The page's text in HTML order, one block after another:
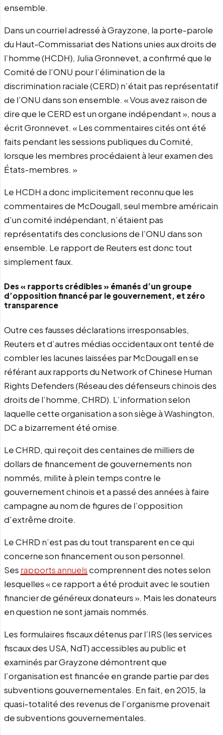
ensemble.
Dans un courriel adressé à Grayzone, la porte-parole
du Haut-Commissariat des Nations unies aux droits de
l’homme (HCDH), Julia Gronnevet, a confirmé que le
Comité de l’ONU pour l’élimination de la
discrimination raciale (CERD) n’était pas représentatif
de l’ONU dans son ensemble. « Vous avez raison de
dire que le CERD est un organe indépendant », nous a
écrit Gronnevet. « Les commentaires cités ont été
faits pendant les sessions publiques du Comité,
lorsque les membres procédaient à leur examen des
États-membres. »
Le HCDH a donc implicitement reconnu que les
commentaires de McDougall, seul membre américain
d’un comité indépendant, n’étaient pas
représentatifs des conclusions de l’ONU dans son
ensemble. Le rapport de Reuters est donc tout
simplement faux.
Des « rapports crédibles » émanés d’un groupe
d’opposition financé par le gouvernement, et zéro
transparence
Outre ces fausses déclarations irresponsables,
Reuters et d’autres médias occidentaux ont tenté de
combler les lacunes laissées par McDougall en se
référant aux rapports du Network of Chinese Human
Rights Defenders (Réseau des défenseurs chinois des
droits de l’homme, CHRD). L’information selon
laquelle cette organisation a son siège à Washington,
DC a bizarrement été omise.
Le CHRD, qui reçoit des centaines de milliers de
dollars de financement de gouvernements non
nommés, milite à plein temps contre le
gouvernement chinois et a passé des années à faire
campagne au nom de figures de l’opposition
d’extrême droite.
Le CHRD n’est pas du tout transparent en ce qui
concerne son financement ou son personnel.
Ses rapports annuelscomprennent des notes selon
lesquelles « ce rapport a été produit avec le soutien
financier de généreux donateurs ». Mais les donateurs
en question ne sont jamais nommés.
Les formulaires fiscaux détenus par l’IRS (les services
fiscaux des USA, NdT) accessibles au public et
examinés par Grayzone démontrent que
l’organisation est financée en grande partie par des
subventions gouvernementales. En fait, en 2015, la
quasi-totalité des revenus de l’organisme provenait
de subventions gouvernementales.